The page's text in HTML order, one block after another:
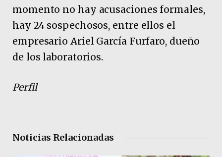
momento no hay acusaciones formales,
hay 24 sospechosos, entre ellos el
empresario Ariel García Furfaro, dueño
de los laboratorios.
Perfil
Noticias Relacionadas